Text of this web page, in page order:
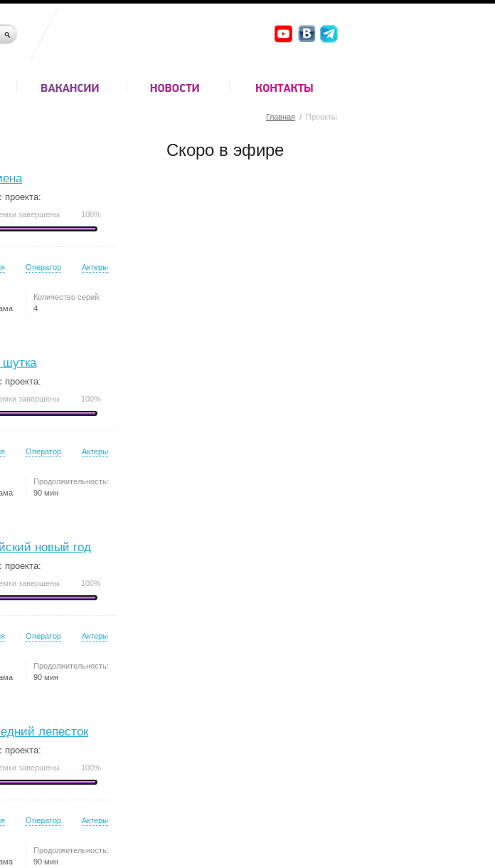
Главная / Проекты
проекта:
завершены 100%
Оператор Актеры
Количество серий:
4
проекта:
завершены 100%
Оператор Актеры
Продолжительность:
90 мин
новый год
проекта:
завершены 100%
Оператор Актеры
Продолжительность:
90 мин
лепесток
проекта:
завершены 100%
Оператор Актеры
Продолжительность:
90 мин
Скоро в эфире